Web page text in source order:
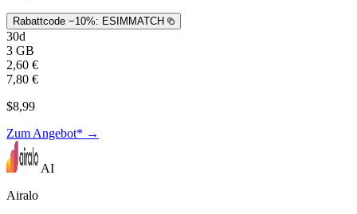
Rabattcode −10%: ESIMMATCH
30d
3 GB
2,60 €
7,80 €
$8,99
Zum Angebot* →
AI
Airalo